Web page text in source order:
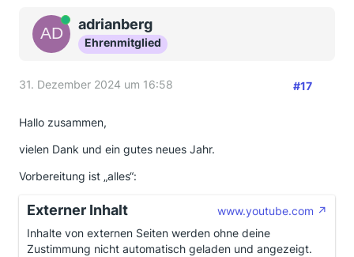
Onlineadrianberg
Ehrenmitglied
31. Dezember 2024 um 16:58 #17
Hallo zusammen,
vielen Dank und ein gutes neues Jahr.
Vorbereitung ist „alles“:
Externer Inhalt
www.youtube.com
Inhalte von externen Seiten werden ohne deine
Zustimmung nicht automatisch geladen und angezeigt.